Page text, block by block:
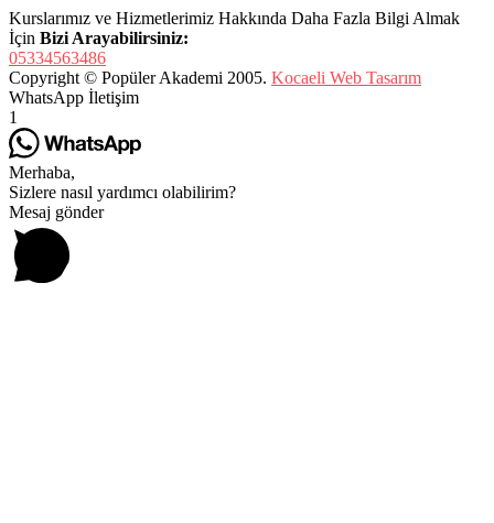
Kurslarımız ve Hizmetlerimiz Hakkında Daha Fazla Bilgi Almak
İçin Bizi Arayabilirsiniz:
05334563486
Copyright © Popüler Akademi 2005. Kocaeli Web Tasarım
WhatsApp İletişim
1
Merhaba,
Sizlere nasıl yardımcı olabilirim?
Mesaj gönder